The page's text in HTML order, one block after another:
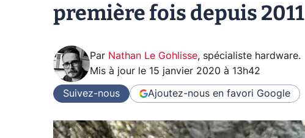
première fois depuis 2011
Par Nathan Le Gohlisse, spécialiste hardware.
Mis à jour le 15 janvier 2020 à 13h42
Suivez-nous Ajoutez-nous en favori Google